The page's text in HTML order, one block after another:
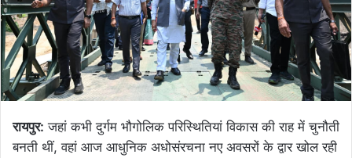
रायपुर: जहां कभी दुर्गम भौगोलिक परिस्थितियां विकास की राह में चुनौती
बनती थीं, वहां आज आधुनिक अधोसंरचना नए अवसरों के द्वार खोल रही